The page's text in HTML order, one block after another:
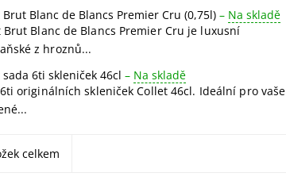
Brut Blanc de Blancs Premier Cru (0,75l)– Na skladě
Brut Blanc de Blancs Premier Cru je luxusní
z hroznů...
sada 6ti skleniček 46cl– Na skladě
originálních skleniček Collet 46cl. Ideální pro vaše
celkem